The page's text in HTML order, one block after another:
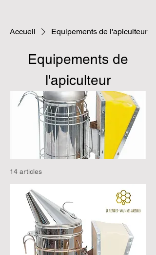
Accueil Equipements de l'apiculteur
Equipements de
l'apiculteur
14 articles